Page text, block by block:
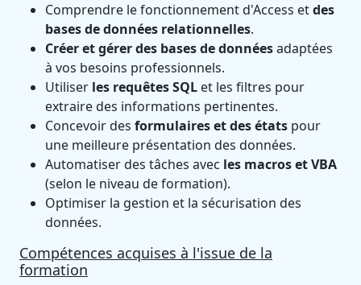
Comprendre le fonctionnement d'Access etdes
bases de données relationnelles.
Créer et gérer des bases de donnéesadaptées
à vos besoins professionnels.
Utiliser les requêtes SQL et les filtres pour
extraire des informations pertinentes.
Concevoir des formulaires et des états pour
une meilleure présentation des données.
Automatiser des tâches avec les macros et VBA
(selon le niveau de formation).
Optimiser la gestion et la sécurisation des
données.
Compétences acquises à l'issue de la
formation